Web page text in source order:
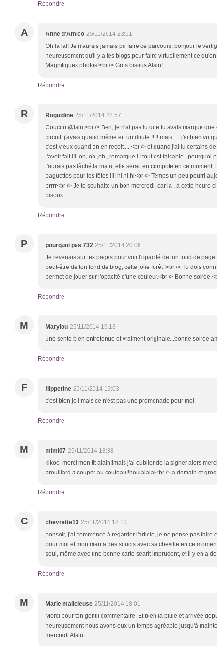
Répondre
A Anne d'Amico 25/11/2014 23:51
Oh la la!! Je n'aurais jamais pu faire ce parcours, bonjour le
heureusement qu'il y a les blogs pour faire virtuellement ce
Magnifiques photos!<br /> Gros bisous Alain!
Répondre
R Roguidine 25/11/2014 22:57
Coucou @lain,<br /> Ben, je n'ai pas lu que tu avais marqué
circuit, j'avais quand même eu un doute !!!!! mais .... j'ai bien vu
c'est vieux quand on en reçoit.....<br /> et quand j'ai lu certains
l'avoir fait !!!! oh, oh ,oh , remarque !!! tout est faisable , pourquoi
t'aurais pas lâché la main, elle serait en compote en ce moment,
baguettes pour les fêtes !!!! hi,hi,hi<br /> Temps un peu pourri
brrrr<br /> Je te souhaite un bon mercredi, car là , à cette heure
bisous
Répondre
P pourquoi pas 732 25/11/2014 20:06
Je revenais sur tes pages pour voir l'opacité de ton fond de
peut-être de ton fond de blog, cette jolie forêt !<br /> Tu dois
permet de jouer sur l'opacité d'une couleur.<br /> Bonne
Répondre
M Marylou 25/11/2014 19:13
une sente bien entretenue et vraiment originale...bonne soirée
Répondre
F flipperine 25/11/2014 19:03
c'est bien joli mais ce n'est pas une promenade pour moi
Répondre
M mimi07 25/11/2014 18:38
kikoo ,merci mon tit alain!!mais j'ai oublier de la signer alors
brouillard a couper au couteau!!houlalalal<br /> a demain et
Répondre
C chevrette13 25/11/2014 18:10
bonsoir, j'ai commencé à regarder l'article, je ne pense pas faire
pour moi et mon mari a des soucis avec sa cheville en ce
seul, même avec une bonne carte searit imprudent, et il y en a
Répondre
M Marie malicieuse 25/11/2014 18:01
Merci pour ton gentil commentaire. Et bien la pluie et arrivée
heureusement nous avons eux un temps agréable jusqu'à
mercredi Alain